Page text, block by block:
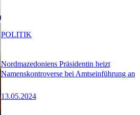
Nordmazedoniens Präsidentin heizt
Namenskontroverse bei Amtseinführung an
13.05.2024
POLITIK